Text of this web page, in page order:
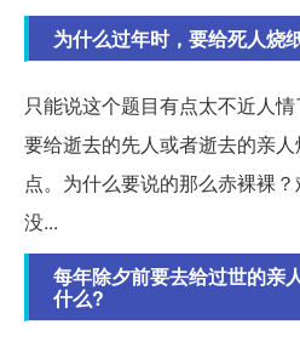
为什么过年时，要给死人烧
只能说这个题目有点太不近人
要给逝去的先人或者逝去的亲
点。为什么要说的那么赤裸裸
没...
每年除夕前要去给过世的亲
什么?